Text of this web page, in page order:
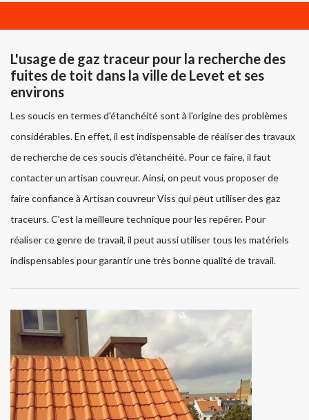
L'usage de gaz traceur pour la recherche des
fuites de toit dans la ville de Levet et ses
environs
Les soucis en termes d'étanchéité sont à l'origine des problèmes
considérables. En effet, il est indispensable de réaliser des travaux
de recherche de ces soucis d'étanchéité. Pour ce faire, il faut
contacter un artisan couvreur. Ainsi, on peut vous proposer de
faire confiance à Artisan couvreur Viss qui peut utiliser des gaz
traceurs. C'est la meilleure technique pour les repérer. Pour
réaliser ce genre de travail, il peut aussi utiliser tous les matériels
indispensables pour garantir une très bonne qualité de travail.